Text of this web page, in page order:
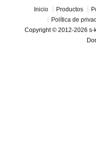
Inicio Productos
Política de
Copyright © 2012-2026 s-